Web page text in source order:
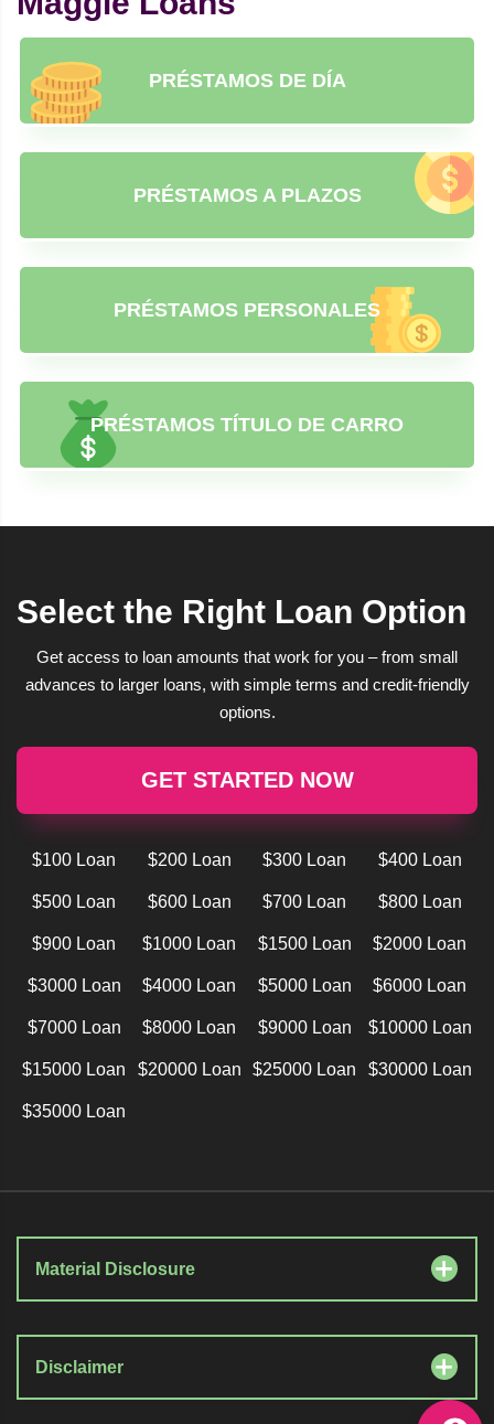
PRÉSTAMOS DE DÍA
PRÉSTAMOS A PLAZOS
PRÉSTAMOS PERSONALES
PRÉSTAMOS TÍTULO DE CARRO
Select the Right Loan Option
Get access to loan amounts that work for you – from small
advances to larger loans, with simple terms and credit-friendly
options.
GET STARTED NOW
$100 Loan $200 Loan $300 Loan $400 Loan
$500 Loan $600 Loan $700 Loan $800 Loan
$900 Loan $1000 Loan $1500 Loan $2000 Loan
$3000 Loan $4000 Loan $5000 Loan $6000 Loan
$7000 Loan $8000 Loan $9000 Loan $10000 Loan
$15000 Loan $20000 Loan $25000 Loan $30000 Loan
$35000 Loan
Material Disclosure
Disclaimer